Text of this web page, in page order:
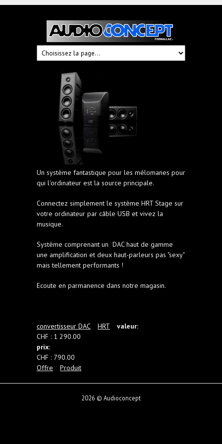
Audioconcept
Fornallaz
Un système fantastique pour les mélomanes pour
qui l'ordinateur est la source principale.
Connectez simplement le système HRT Stage sur
votre ordinateur par câble USB et vivez la
musique.
Système comprenant un DAC haut de gamme
une amplification et deux haut-parleurs pas "sexy"
mais tellement performants !
Ecoute en parmanence dans notre magasin.
convertisseur DAC HRT
valeur:
CHF : 1 290.00
prix:
CHF : 790.00
Offre
Produit
2026 © Audioconcept